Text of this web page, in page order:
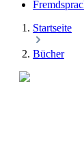
Startseite
Bücher